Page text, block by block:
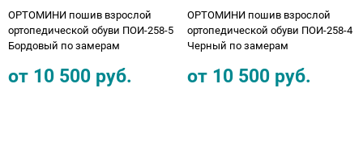
ОРТОМИНИ пошив взрослой
ортопедической обуви ПОИ-258-5
Бордовый по замерам
от 10 500 руб.
ОРТОМИНИ пошив взрослой
ортопедической обуви ПОИ-258-4
Черный по замерам
от 10 500 руб.